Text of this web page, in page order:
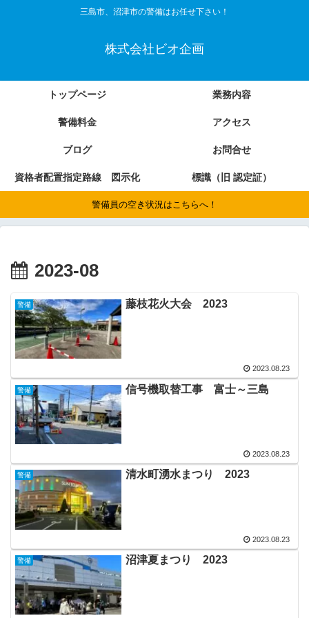
三島市、沼津市の警備はお任せ下さい！
株式会社ビオ企画
トップページ 業務内容
警備料金 アクセス
ブログ お問合せ
資格者配置指定路線 図示化 標識（旧 認定証）
警備員の空き状況はこちらへ！
2023-08
警備 藤枝花火大会 2023
2023.08.23
警備 信号機取替工事 富士～三島
2023.08.23
警備 清水町湧水まつり 2023
2023.08.23
警備 沼津夏まつり 2023